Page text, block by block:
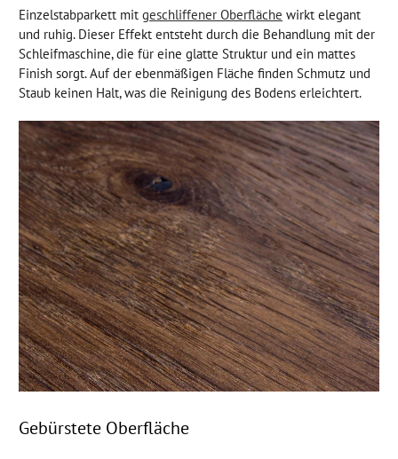
Einzelstabparkett mit geschliffener Oberfläche wirkt elegant
und ruhig. Dieser Effekt entsteht durch die Behandlung mit der
Schleifmaschine, die für eine glatte Struktur und ein mattes
Finish sorgt. Auf der ebenmäßigen Fläche finden Schmutz und
Staub keinen Halt, was die Reinigung des Bodens erleichtert.
Gebürstete Oberfläche